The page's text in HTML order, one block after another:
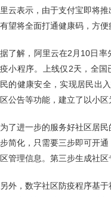
里云表示，由于支付宝即将
有望将全面打通健康码，方便
据了解，阿里云在2月10日率
疫小程序。上线仅2天，全
民的健康安全，实现居民出
区公告等功能，建立了以小区
为了进一步的服务好社区居
步简化，只需要三步即可开
区管理信息。第三步生成社
另外，数字社区防疫程序基